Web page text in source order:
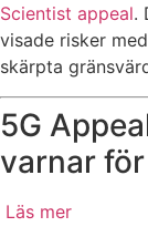
Scientist appeal.
visade risker
skärpta
5G
varnar
Läs mer